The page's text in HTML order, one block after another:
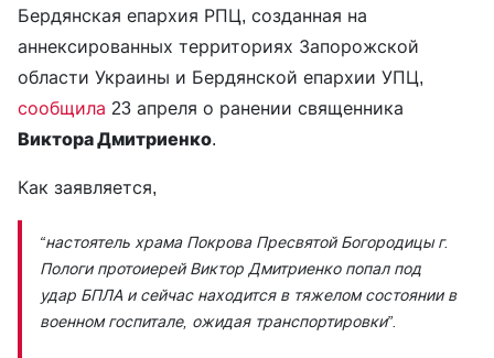
Бердянская епархия РПЦ, созданная на
аннексированных территориях Запорожской
области Украины и Бердянской епархии УПЦ,
сообщила 23 апреля о ранении священника
Виктора Дмитриенко.
Как заявляется,
“настоятель храма Покрова Пресвятой Богородицы г.
Пологи протоиерей Виктор Дмитриенко попал под
удар БПЛА и сейчас находится в тяжелом состоянии в
военном госпитале, ожидая транспортировки”.